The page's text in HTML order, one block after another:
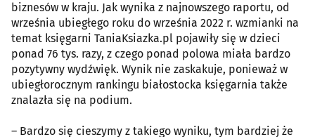
biznesów w kraju. Jak wynika z najnowszego raportu, od
września ubiegłego roku do września 2022 r. wzmianki na
temat księgarni TaniaKsiazka.pl pojawiły się w dzieci
ponad 76 tys. razy, z czego ponad polowa miała bardzo
pozytywny wydźwięk. Wynik nie zaskakuje, ponieważ w
ubiegłorocznym rankingu białostocka księgarnia także
znalazła się na podium.
– Bardzo się cieszymy z takiego wyniku, tym bardziej że